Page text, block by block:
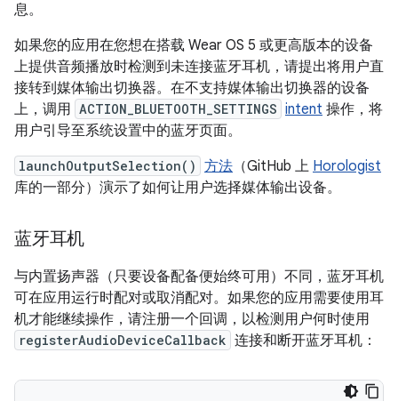
息。
如果您的应用在您想在搭载 Wear OS 5 或更高版本的设备
上提供音频播放时检测到未连接蓝牙耳机，请提出将用户直
接转到媒体输出切换器。在不支持媒体输出切换器的设备
上，调用 ACTION_BLUETOOTH_SETTINGS intent 操作，将
用户引导至系统设置中的蓝牙页面。
launchOutputSelection() 方法 （GitHub 上 Horologist
库的一部分）演示了如何让用户选择媒体输出设备。
蓝牙耳机
与内置扬声器（只要设备配备便始终可用）不同，蓝牙耳机
可在应用运行时配对或取消配对。如果您的应用需要使用耳
机才能继续操作，请注册一个回调，以检测用户何时使用
registerAudioDeviceCallback 连接和断开蓝牙耳机：